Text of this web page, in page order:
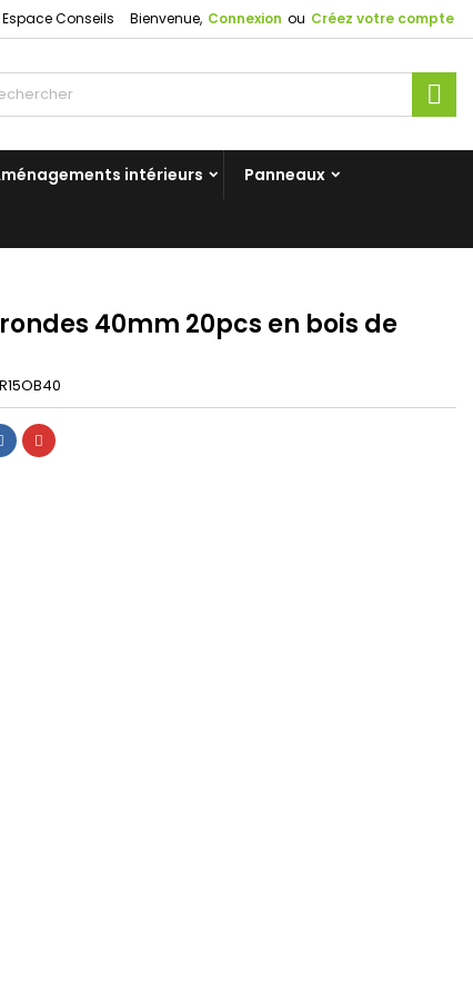
Bienvenue, Connexion ou Créez votre compte
Espace Conseils
intérieurs Panneaux
40mm 20pcs en bois de
PartagerPinterest